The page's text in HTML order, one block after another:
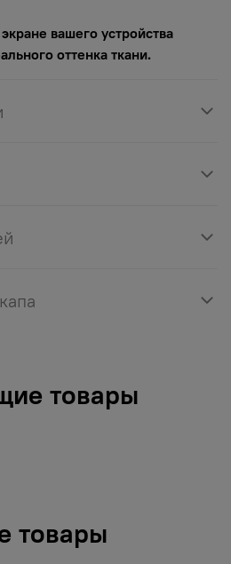
вашего устройства
оттенка ткани.
товары
товары